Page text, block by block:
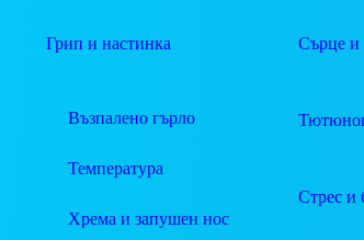
Грип и настинка
Възпалено гърло
Температура
Хрема и запушен нос
Сърце и
Стрес и